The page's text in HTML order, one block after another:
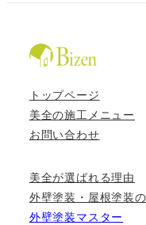
トップページ
美全の施工メニュー
お問い合わせ
美全が選ばれる理由
外壁塗装・屋根塗装
外壁塗装マスター